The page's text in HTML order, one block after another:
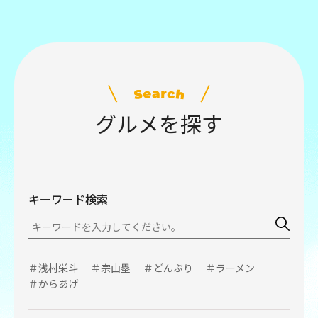
グルメを探す
キーワード検索
＃浅村栄斗 ＃宗山塁 ＃どんぶり
＃ラーメン
＃からあげ